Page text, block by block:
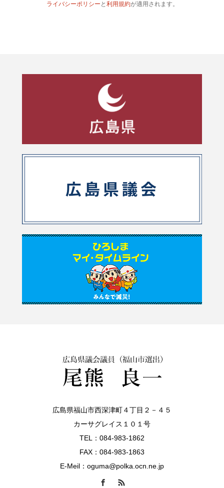
ライバシーポリシー と 利用規約が適用されます。
広島県福山市西深津町４丁目２－４５
カーサグレイス１０１号
TEL：084-983-1862
FAX：084-983-1863
E-Meil：oguma@polka.ocn.ne.jp